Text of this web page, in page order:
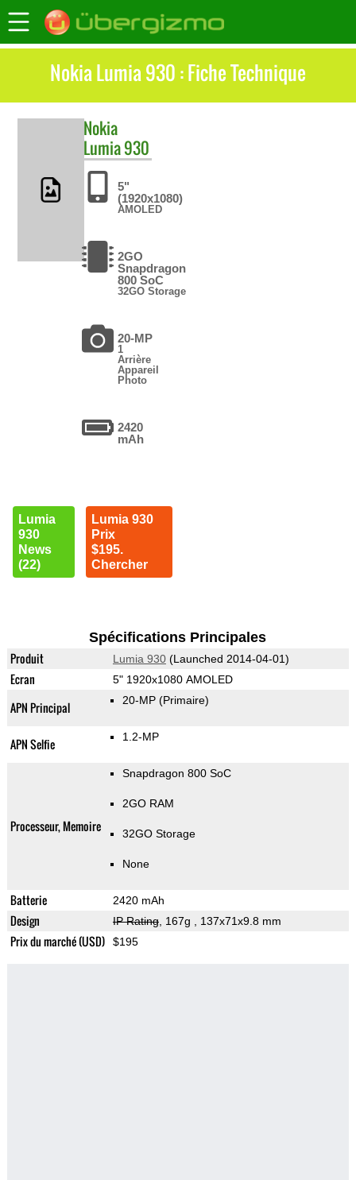
Nokia Lumia 930 : Fiche Technique
Nokia
Lumia 930
5"
(1920x1080)
AMOLED
2GO
Snapdragon
800 SoC
32GO Storage
20-MP
1
Arrière
Appareil
Photo
2420
mAh
Lumia
930
News
(22)
Lumia 930
Prix
$195.
Chercher
Spécifications Principales
Produit Lumia 930(Launched 2014-04-01)
Ecran 5" 1920x1080 AMOLED
APN Principal 20-MP (Primaire)
APN Selfie 1.2-MP
Processeur, Memoire
Snapdragon 800 SoC
2GO RAM
32GO Storage
None
Batterie 2420 mAh
Design IP Rating, 167g , 137x71x9.8 mm
Prix du marché (USD) $195